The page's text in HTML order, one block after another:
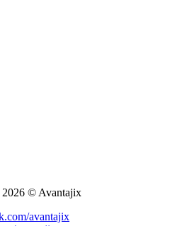
2026 © Avantajix